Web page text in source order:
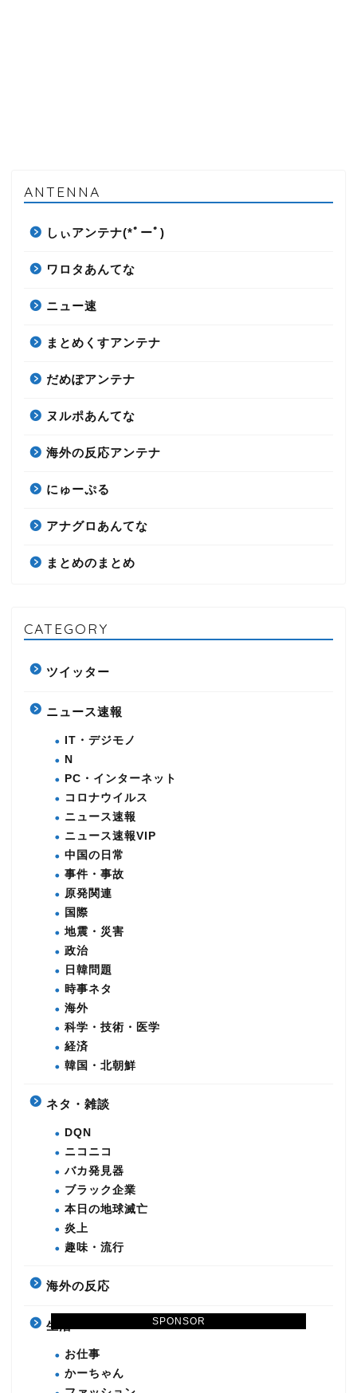
SPONSOR
ANTENNA
しぃアンテナ(*ﾟーﾟ)
ワロタあんてな
ニュー速
まとめくすアンテナ
だめぽアンテナ
ヌルポあんてな
海外の反応アンテナ
にゅーぷる
アナグロあんてな
まとめのまとめ
CATEGORY
ツイッター
ニュース速報
IT・デジモノ
N
PC・インターネット
コロナウイルス
ニュース速報
ニュース速報VIP
中国の日常
事件・事故
原発関連
国際
地震・災害
政治
日韓問題
時事ネタ
海外
科学・技術・医学
経済
韓国・北朝鮮
ネタ・雑談
DQN
ニコニコ
バカ発見器
ブラック企業
本日の地球滅亡
炎上
趣味・流行
海外の反応
生活
お仕事
かーちゃん